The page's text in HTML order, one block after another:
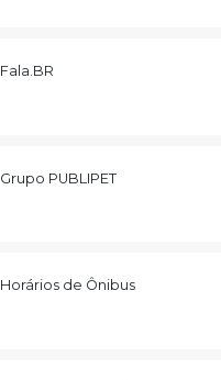
Fala.BR
Grupo PUBLIPET
Horários de Ônibus